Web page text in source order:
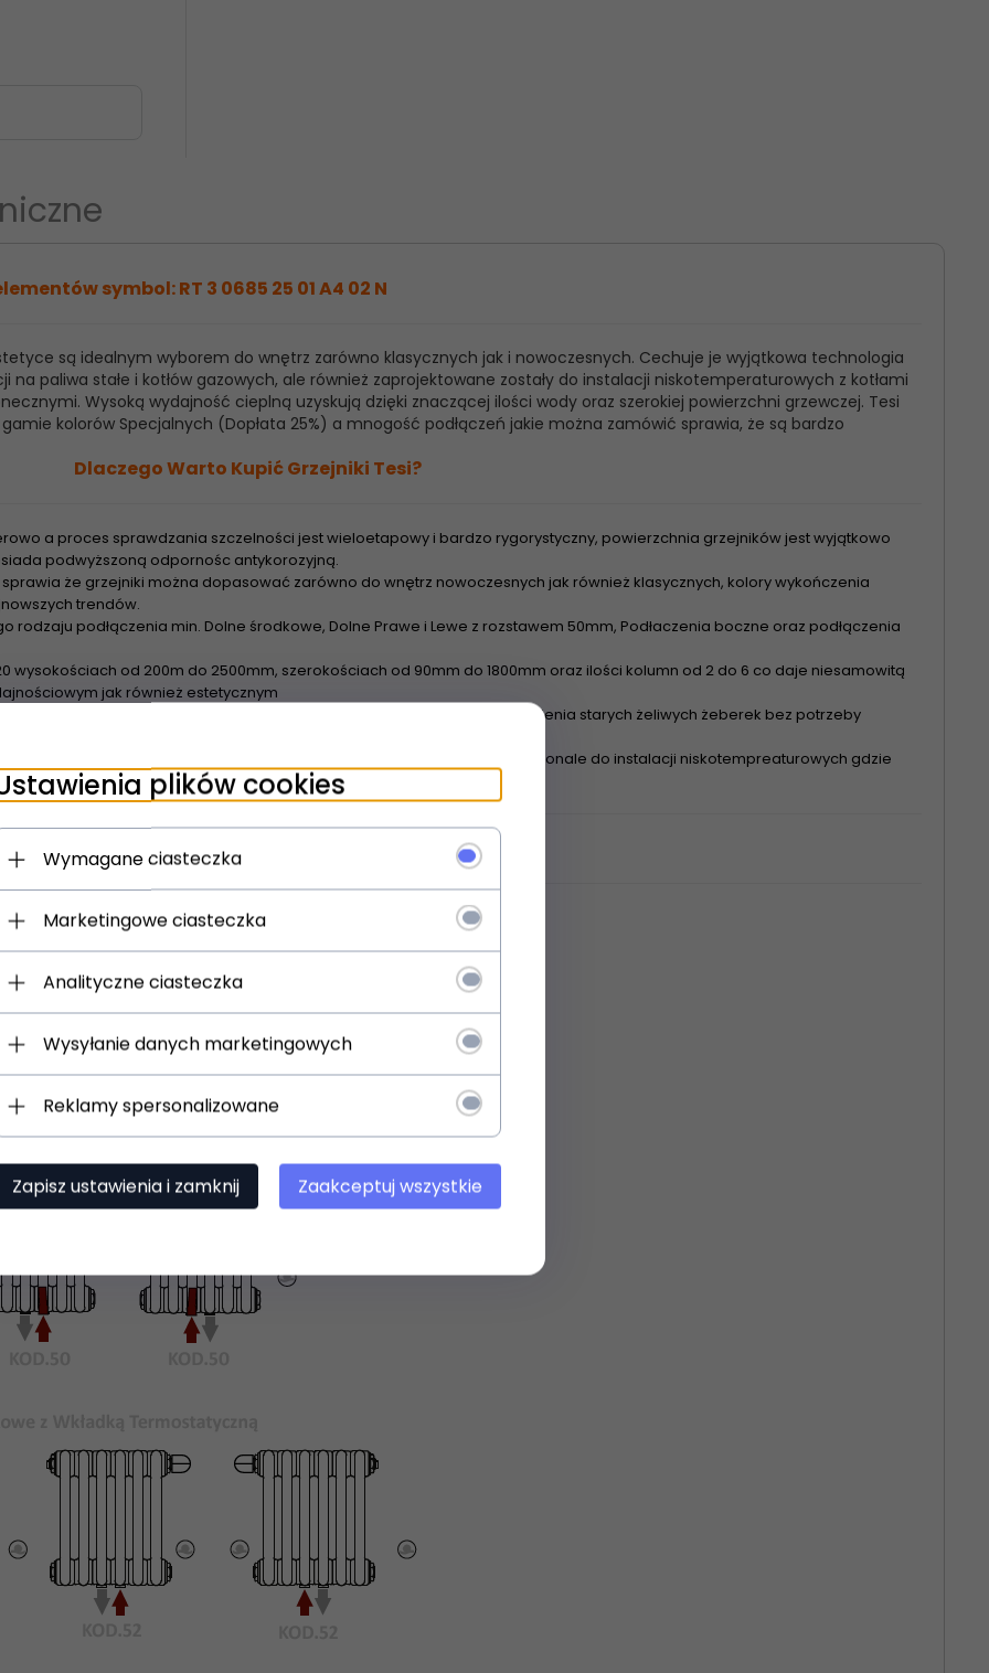
symbol: RT 3 0685 25 01 A4 02 N
są idealnym wyborem do wnętrz zarówno klasycznych jak i nowoczesnych. Cechuje je wyjątkowa technologia
na paliwa stałe i kotłów gazowych, ale również zaprojektowane zostały do instalacji niskotemperaturowych z kotłami
Wysoką wydajność cieplną uzyskują dzięki znaczącej ilości wody oraz szerokiej powierzchni grzewczej. Tesi
kolorów Specjalnych (Dopłata 25%) a mnogość podłączeń jakie można zamówić sprawia, że są bardzo
Dlaczego Warto Kupić Grzejniki Tesi?
a proces sprawdzania szczelności jest wieloetapowy i bardzo rygorystyczny, powierzchnia grzejników jest wyjątkowo
podwyższoną odpornośc antykorozyjną.
że grzejniki można dopasować zarówno do wnętrz nowoczesnych jak również klasycznych, kolory wykończenia
trendów.
podłączenia min. Dolne środkowe, Dolne Prawe i Lewe z rozstawem 50mm, Podłaczenia boczne oraz podłączenia
wysokościach od 200m do 2500mm, szerokościach od 90mm do 1800mm oraz ilości kolumn od 2 do 6 co daje niesamowitą
jak również estetycznym
grzejników z rozstawem bocznym 500m Tesi nadają się do zastąpienia starych żeliwych żeberek bez potrzeby
- Dzięki szerokiej powierzchni grzewczej grzejniki nadaja się doskonale do instalacji niskotempreaturowych gdzie
z pompami ciepła oraz kolektorami słonecznymi
plików cookies
Wymagane ciasteczka
Marketingowe ciasteczka
Analityczne ciasteczka
Wysyłanie danych marketingowych
Reklamy spersonalizowane
Zapisz ustawienia i zamknij Zaakceptuj wszystkie